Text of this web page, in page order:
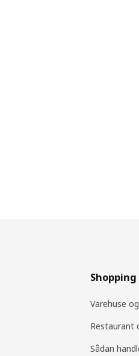
Shopping
Varehuse
Restaurant
Sådan